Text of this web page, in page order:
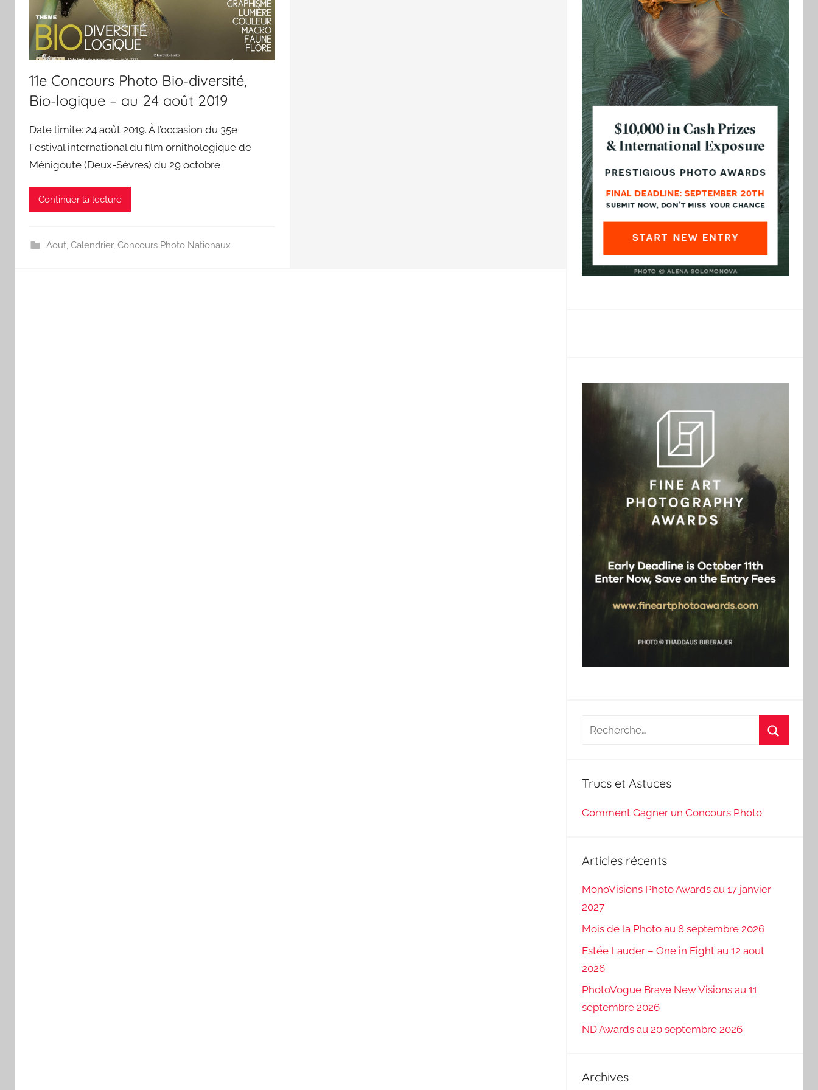
11e Concours Photo Bio-diversité,
Bio-logique – au 24 août 2019
Date limite: 24 août 2019. À l’occasion du 35e
Festival international du film ornithologique de
Ménigoute (Deux-Sèvres) du 29 octobre
Continuer la lecture
Aout, Calendrier, Concours Photo Nationaux
Recherche
Trucs et Astuces
Comment Gagner un Concours Photo
Articles récents
MonoVisions Photo Awards au 17 janvier
2027
Mois de la Photo au 8 septembre 2026
Estée Lauder – One in Eight au 12 aout
2026
PhotoVogue Brave New Visions au 11
septembre 2026
ND Awards au 20 septembre 2026
Archives